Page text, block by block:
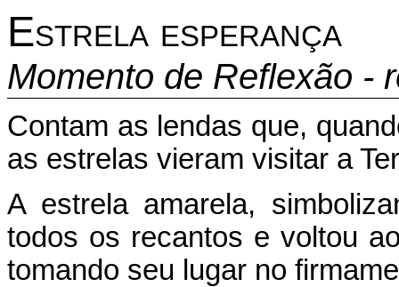
Estrela esperança
Momento de Reflexão -
Contam as lendas que,
as estrelas vieram visitar a
A estrela amarela,
todos os recantos e voltou
tomando seu lugar no